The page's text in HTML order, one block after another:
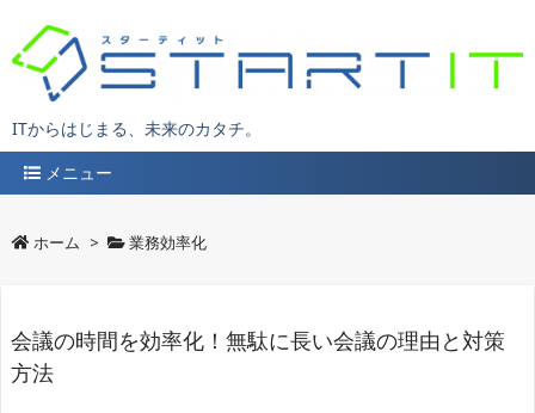
ITからはじまる、未来のカタチ。
メニュー
ホーム > 業務効率化
会議の時間を効率化！無駄に長い会議の理由と対策
方法